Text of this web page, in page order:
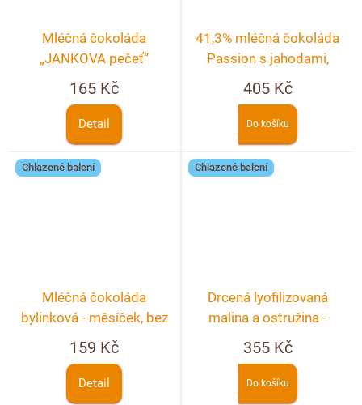
Mléčná čokoláda
„JANKOVA pečeť“
165 Kč
Detail
41,3% mléčná čokoláda
Passion s jahodami,
malinami a fialkou
405 Kč
Do košíku
Chlazené balení
Mléčná čokoláda
bylinková - měsíček, bez
černý, chrpa, růže
159 Kč
Detail
Chlazené balení
Drcená lyofilizovaná
malina a ostružina -
lámaná čokoláda hořká
250g
355 Kč
Do košíku